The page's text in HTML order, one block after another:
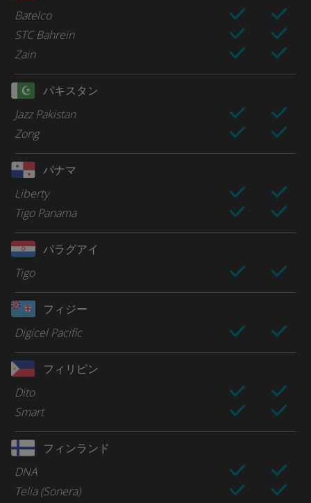
Batelco
STC Bahreïn
Zain
パキスタン
Jazz Pakistan
Zong
パナマ
Liberty
Tigo Panama
パラグアイ
Tigo
フィジー
Digicel Pacific
フィリピン
Dito
Smart
フィンランド
DNA
Telia (Sonera)